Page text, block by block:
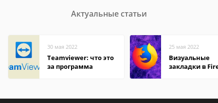
Актуальные статьи
30 мая 2022
Teamviewer: что это
за программа
25 мая 2022
Визуальные
закладки в